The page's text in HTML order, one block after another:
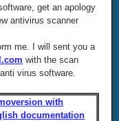
get an apology
antivirus scanner
me. I will sent you a
with the scan
virus software.
with
documentation